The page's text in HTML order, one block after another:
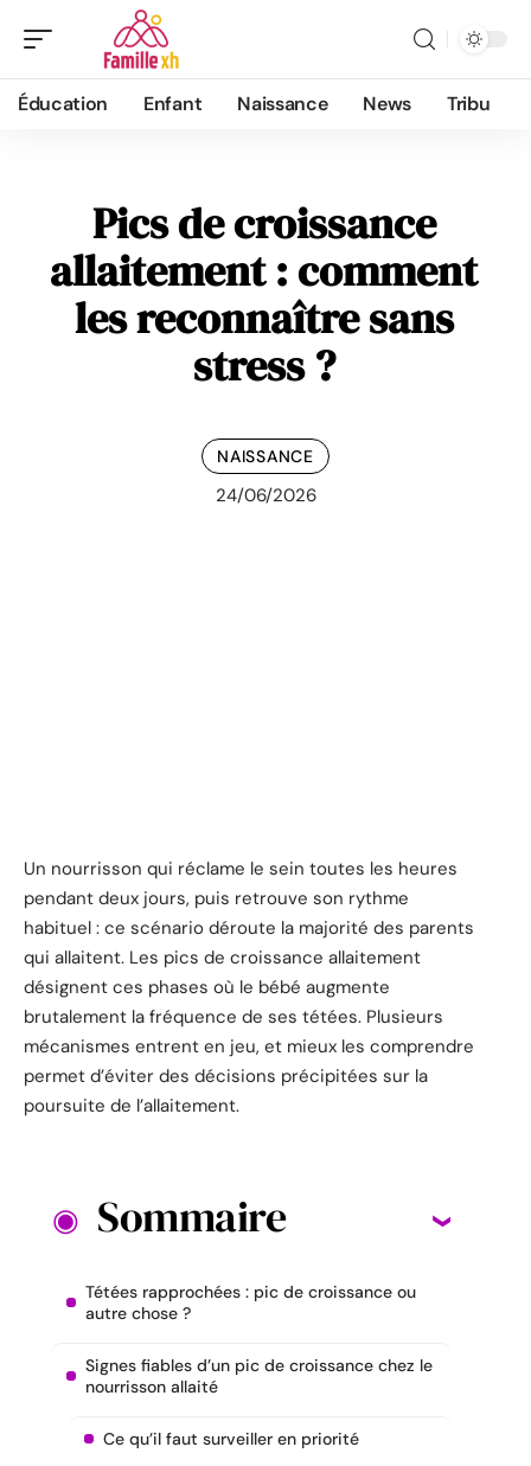
Éducation Enfant Naissance News Tribu
Pics de croissance
allaitement : comment
les reconnaître sans
stress ?
NAISSANCE
24/06/2026
Un nourrisson qui réclame le sein toutes les heures
pendant deux jours, puis retrouve son rythme
habituel : ce scénario déroute la majorité des parents
qui allaitent. Les pics de croissance allaitement
désignent ces phases où le bébé augmente
brutalement la fréquence de ses tétées. Plusieurs
mécanismes entrent en jeu, et mieux les comprendre
permet d’éviter des décisions précipitées sur la
poursuite de l’allaitement.
Sommaire
Tétées rapprochées : pic de croissance ou
autre chose ?
Signes fiables d’un pic de croissance chez le
nourrisson allaité
Ce qu’il faut surveiller en priorité